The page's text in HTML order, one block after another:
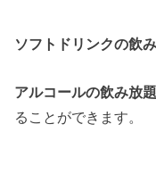
ソフトドリンクの飲
アルコールの飲み放
ることができます。